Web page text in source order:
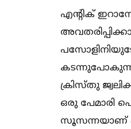
എന്റിക്
ക്രിസ്തു
ഒരു പേമാരി
സൂസന്നയാണ്